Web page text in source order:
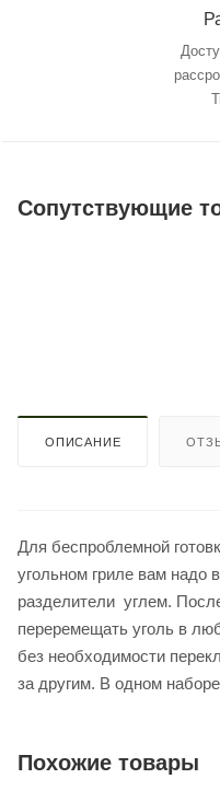
Сопутствующие
ОПИСАНИЕ
Для беспроблемной
угольном гриле вам надо
разделители углем.
переремещать уголь в
без необходимости
за другим. В одном
Похожие товары